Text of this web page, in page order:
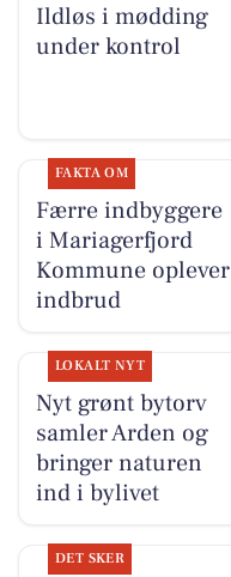
Ildløs i mødding
under kontrol
FAKTA OM
Færre indbyggere
i Mariagerfjord
Kommune oplever
indbrud
LOKALT NYT
Nyt grønt bytorv
samler Arden og
bringer naturen
ind i bylivet
DET SKER